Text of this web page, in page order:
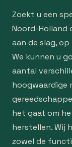
Zoekt u een
Noord-Holland
aan de slag,
We kunnen u
aantal
hoogwaardige
het gaat om
herstellen. Wij
zowel de